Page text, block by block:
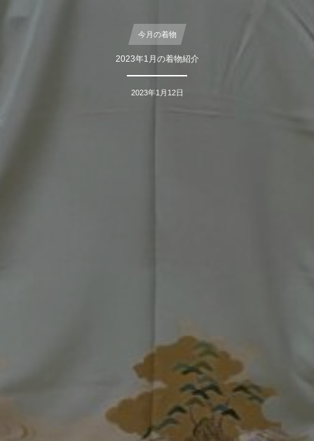
今月の着物
2023年1月の着物紹介
2023年1月12日